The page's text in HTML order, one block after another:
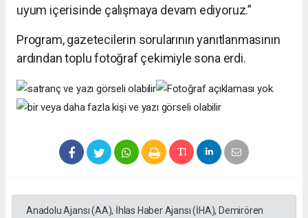
uyum içerisinde çalışmaya devam ediyoruz.”
Program, gazetecilerin sorularının yanıtlanmasının
ardından toplu fotoğraf çekimiyle sona erdi.
Anadolu Ajansı (AA), İhlas Haber Ajansı (İHA), Demirören